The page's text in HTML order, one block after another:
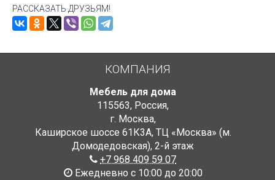
РАССКАЗАТЬ ДРУЗЬЯМ!
КОМПАНИЯ
Мебель для дома
115563, Россия,
г. Москва,
Каширское шоссе 61К3А, ТЦ «Москва» (м.
Домодедовская), 2-й этаж
+7 968 409 59 07
Ежедневно с 10:00 до 20:00